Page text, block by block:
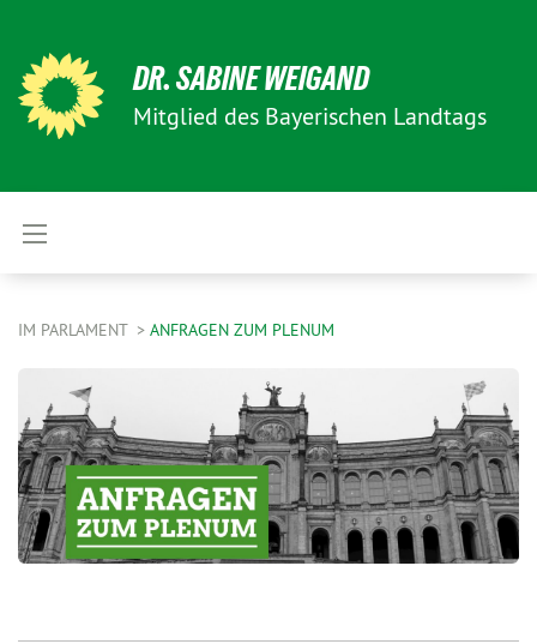
DR. SABINE WEIGAND
Mitglied des Bayerischen Landtags
IM PARLAMENT ANFRAGEN ZUM PLENUM